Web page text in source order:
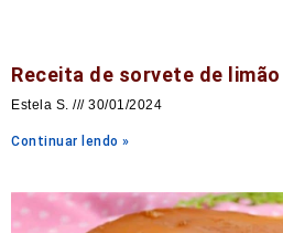
Receita de sorvete de
Estela S. 30/01/2024
Continuar lendo »